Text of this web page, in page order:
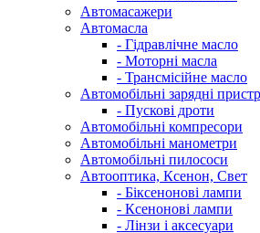
Автомасажери
Автомасла
- Гідравлічне масло
- Моторні масла
- Трансмісійне масло
Автомобільні зарядні
- Пускові дроти
Автомобільні компресори
Автомобільні манометри
Автомобільні пилососи
Автооптика, Ксенон, Свет
- Біксенонові лампи
- Ксенонові лампи
- Лінзи і аксесуари